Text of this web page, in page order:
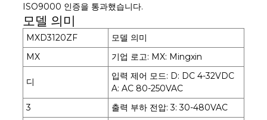
ISO9000 인증을 통과했습니다.
모델 의미
MXD3120ZF
모델 의미
MX
기업 로고: MX: Mingxin
디
입력 제어 모드: D: DC 4-32VDC
A: AC 80-250VAC
3
출력 부하 전압: 3: 30-480VAC